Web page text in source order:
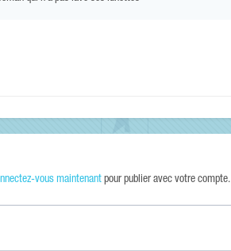
vous maintenant pour publier avec votre compte.